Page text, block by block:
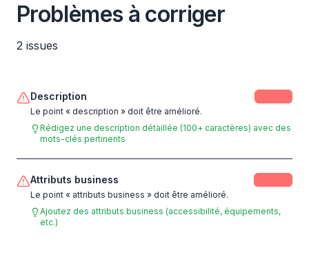
Problèmes à corriger
2 issues
Description
Le point « description » doit être amélioré.
Rédigez une description détaillée (100+ caractères) avec des
mots-clés pertinents
Attributs business
Le point « attributs business » doit être amélioré.
Ajoutez des attributs business (accessibilité, équipements,
etc.)